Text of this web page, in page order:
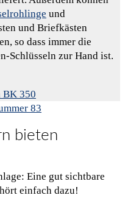
und
und Briefkästen
so dass immer die
Schlüsseln zur Hand ist.
bieten
Eine gut sichtbare
einfach dazu!